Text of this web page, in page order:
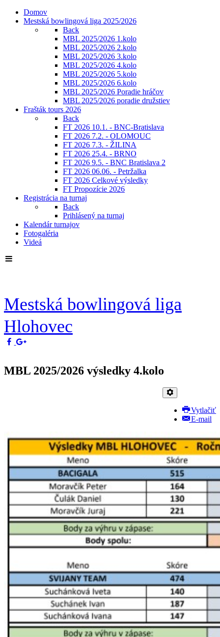
Domov
Mestská bowlingová liga 2025/2026
Back
MBL 2025/2026 1.kolo
MBL 2025/2026 2.kolo
MBL 2025/2026 3.kolo
MBL 2025/2026 4.kolo
MBL 2025/2026 5.kolo
MBL 2025/2026 6.kolo
MBL 2025/2026 Poradie hráčov
MBL 2025/2026 poradie družstiev
Frašták tours 2026
Back
FT 2026 10.1. - BNC-Bratislava
FT 2026 7.2. - OLOMOUC
FT 2026 7.3. - ŽILINA
FT 2026 25.4. - BRNO
FT 2026 9.5. - BNC Bratislava 2
FT 2026 06.06. - Petržalka
FT 2026 Celkové výsledky
FT Propozície 2026
Registrácia na turnaj
Back
Prihlásený na turnaj
Kalendár turnajov
Fotogaléria
Videá
Mestská bowlingová liga
Hlohovec
MBL 2025/2026 výsledky 4.kolo
Vytlačiť
E-mail